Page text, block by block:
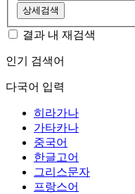
상세검색
결과 내 재검색
인기 검색어
다국어 입력
히라가나
가타카나
중국어
한글고어
그리스문자
프랑스어